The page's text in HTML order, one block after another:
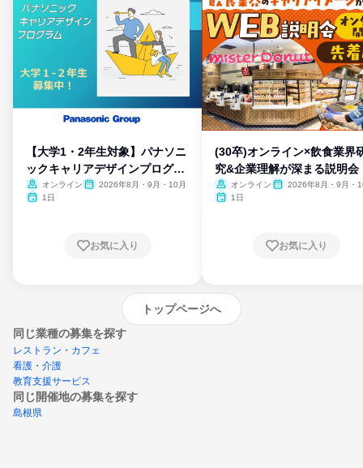
【大学1・2年生対象】パナソニ
ックキャリアデザインプログラ
ム
オンライン
2026年8月・9月・10月
1日
お気に入り
(30卒)オンライン×飲食業界
究&企業理解が深まる説明会
オンライン
2026年8月・9月・
1日
お気に入り
トップページへ
同じ業種の募集を探す
レストラン・カフェ
看護・介護
教育支援サービス
同じ開催地の募集を探す
島根県